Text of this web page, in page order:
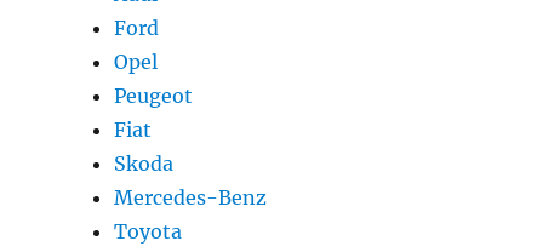
Ford
Opel
Peugeot
Fiat
Skoda
Mercedes-Benz
Toyota